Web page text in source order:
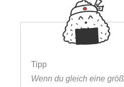
Tipp
Wenn du gleich eine